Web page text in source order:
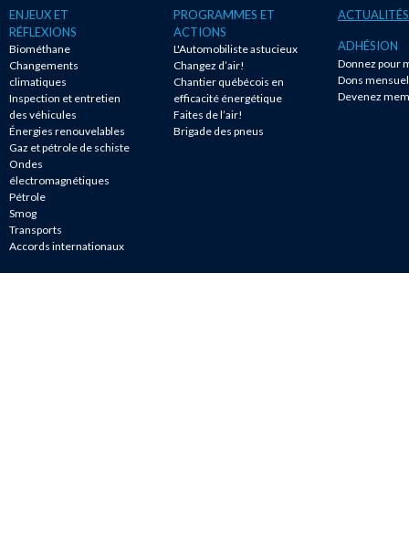
ENJEUX ET
RÉFLEXIONS
Biométhane
Changements
climatiques
Inspection et entretien
des véhicules
Énergies renouvelables
Gaz et pétrole de schiste
Ondes
électromagnétiques
Pétrole
Smog
Transports
Accords internationaux
PROGRAMMES ET
ACTIONS
L'Automobiliste astucieux
Changez d’air!
Chantier québécois en
efficacité énergétique
Faites de l’air!
Brigade des pneus
ACTUALITÉS
ADHÉSION
Donnez pour
Dons
Devenez